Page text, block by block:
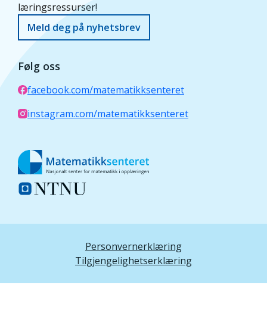
læringsressurser!
Meld deg på nyhetsbrev
Følg oss
facebook.com/matematikksenteret
instagram.com/matematikksenteret
Personvernerklæring
Tilgjengelighetserklæring